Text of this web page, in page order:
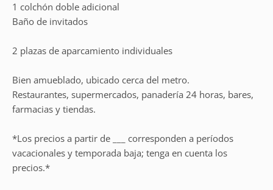
1 colchón doble adicional
Baño de invitados
2 plazas de aparcamiento individuales
Bien amueblado, ubicado cerca del metro.
Restaurantes, supermercados, panadería 24 horas, bares,
farmacias y tiendas.
*Los precios a partir de ___ corresponden a períodos
vacacionales y temporada baja; tenga en cuenta los
precios.*